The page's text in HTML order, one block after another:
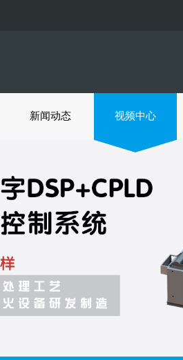
新闻动态 视频中心